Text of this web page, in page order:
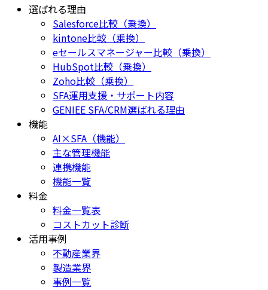
選ばれる理由
Salesforce比較（乗換）
kintone比較（乗換）
eセールスマネージャー比較（乗換）
HubSpot比較（乗換）
Zoho比較（乗換）
SFA運用支援・サポート内容
GENIEE SFA/CRM選ばれる理由
機能
AI×SFA（機能）
主な管理機能
連携機能
機能一覧
料金
料金一覧表
コストカット診断
活用事例
不動産業界
製造業界
事例一覧